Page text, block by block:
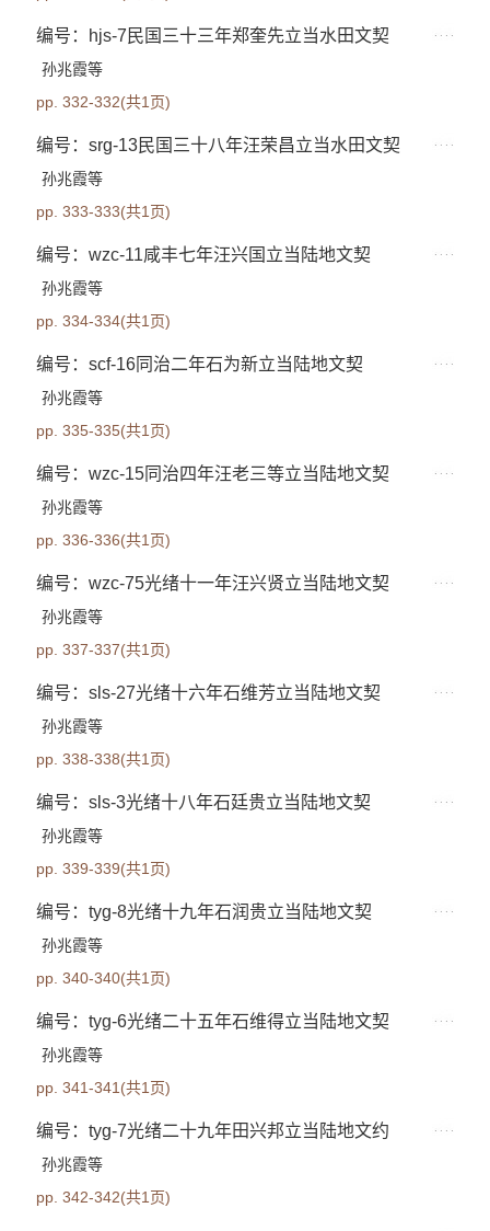
编号：hjs-7民国三十三年郑奎先立当水田文契
孙兆霞等
pp. 332-332(共1页)
编号：srg-13民国三十八年汪荣昌立当水田文契
孙兆霞等
pp. 333-333(共1页)
编号：wzc-11咸丰七年汪兴国立当陆地文契
孙兆霞等
pp. 334-334(共1页)
编号：scf-16同治二年石为新立当陆地文契
孙兆霞等
pp. 335-335(共1页)
编号：wzc-15同治四年汪老三等立当陆地文契
孙兆霞等
pp. 336-336(共1页)
编号：wzc-75光绪十一年汪兴贤立当陆地文契
孙兆霞等
pp. 337-337(共1页)
编号：sls-27光绪十六年石维芳立当陆地文契
孙兆霞等
pp. 338-338(共1页)
编号：sls-3光绪十八年石廷贵立当陆地文契
孙兆霞等
pp. 339-339(共1页)
编号：tyg-8光绪十九年石润贵立当陆地文契
孙兆霞等
pp. 340-340(共1页)
编号：tyg-6光绪二十五年石维得立当陆地文契
孙兆霞等
pp. 341-341(共1页)
编号：tyg-7光绪二十九年田兴邦立当陆地文约
孙兆霞等
pp. 342-342(共1页)